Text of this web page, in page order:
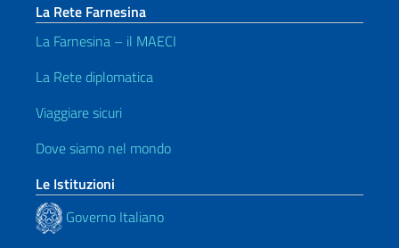
La Rete Farnesina
La Farnesina – il MAECI
La Rete diplomatica
Viaggiare sicuri
Dove siamo nel mondo
Le Istituzioni
Governo Italiano